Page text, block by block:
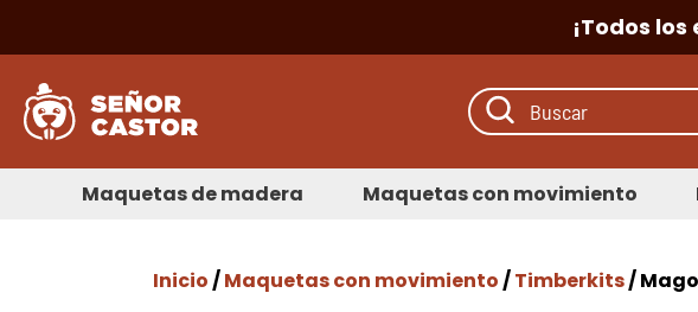
¡Todos
Maquetas de madera Maquetas con movimiento
Inicio/Maquetas con movimiento/Timberkits/